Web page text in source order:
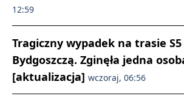
12:59
Tragiczny wypadek na trasie S5
Bydgoszczą. Zginęła jedna
[aktualizacja] wczoraj, 06:56